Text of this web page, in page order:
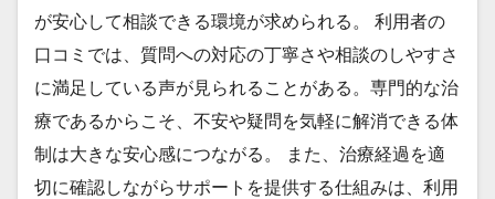
が安心して相談できる環境が求められる。 利用者の
口コミでは、質問への対応の丁寧さや相談のしやすさ
に満足している声が見られることがある。専門的な治
療であるからこそ、不安や疑問を気軽に解消できる体
制は大きな安心感につながる。 また、治療経過を適
切に確認しながらサポートを提供する仕組みは、利用